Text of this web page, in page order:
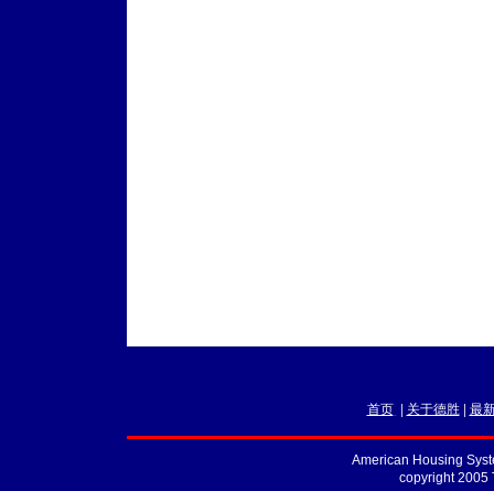
首页 | 关于德胜| 最
American Housing
copyright 2005